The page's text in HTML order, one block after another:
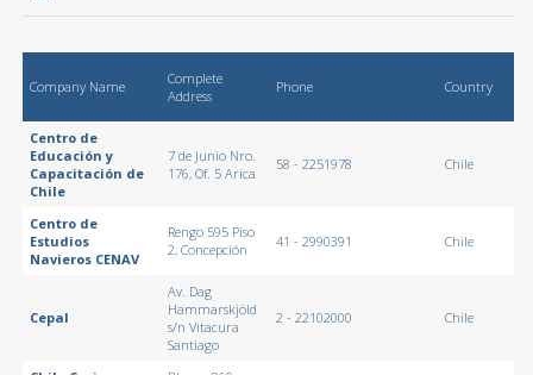
Company Name
Complete
Address
Phone Country
Centro de
Educación y
Capacitación de
Chile
7 de Junio Nro.
176, Of. 5 Arica
58 - 2251978 Chile
Centro de
Estudios
Navieros CENAV
Rengo 595 Piso
2, Concepción
41 - 2990391 Chile
Cepal
Av. Dag
Hammarskjöld
s/n Vitacura
Santiago
2 - 22102000 Chile